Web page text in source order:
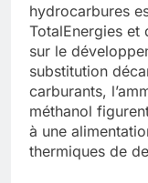
hydrocarbures
TotalEnergies et
sur le
substitution
carburants,
méthanol
à une
thermiques de